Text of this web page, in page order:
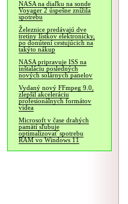
NASA na diaľku na sonde
Voyager 2 úspešne znížila
spotrebu
Železnice predávajú dve
tretiny lístkov elektronicky,
po donútení cestujúcich na
takýto nákup
NASA pripravuje ISS na
inštaláciu posledných
nových solárnych panelov
Vydaný nový FFmpeg 9.0,
zlepšil akceleráciu
profesionálnych formátov
videa
Microsoft v čase drahých
pamätí sľubuje
optimalizovať spotrebu
RAM vo Windows 11